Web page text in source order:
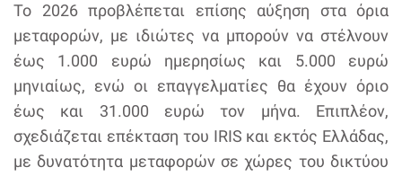
Το 2026 προβλέπεται επίσης αύξηση στα όρια
μεταφορών, με ιδιώτες να μπορούν να στέλνουν
έως 1.000 ευρώ ημερησίως και 5.000 ευρώ
μηνιαίως, ενώ οι επαγγελματίες θα έχουν όριο
έως και 31.000 ευρώ τον μήνα. Επιπλέον,
σχεδιάζεται επέκταση του IRIS και εκτός Ελλάδας,
με δυνατότητα μεταφορών σε χώρες του δικτύου